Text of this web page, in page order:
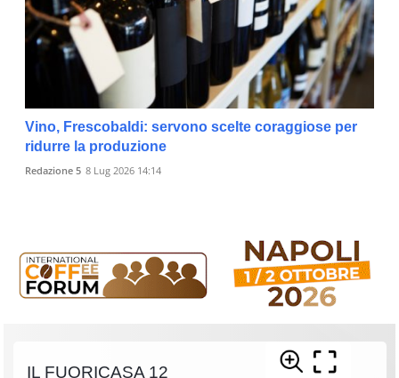
Vino, Frescobaldi: servono scelte coraggiose per
ridurre la produzione
Redazione 5 8 Lug 2026 14:14